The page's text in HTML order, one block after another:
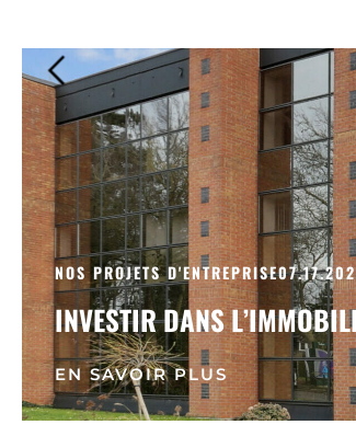
NOS PROJETS D'ENTREPRISE
INVESTIR DANS
EN SAVOIR PLUS